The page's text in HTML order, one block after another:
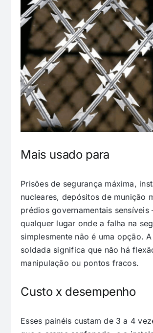
Mais usado para
Prisões de segurança máxima,
nucleares, depósitos de munição
prédios governamentais sensíveis
qualquer lugar onde a falha na
simplesmente não é uma opção.
soldada significa que não há
manipulação ou pontos fracos.
Custo x desempenho
Esses painéis custam de 3 a 4